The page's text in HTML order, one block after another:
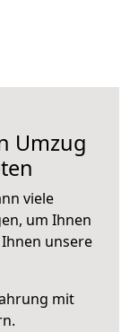
Umzug
viele
um Ihnen
unsere
mit
.